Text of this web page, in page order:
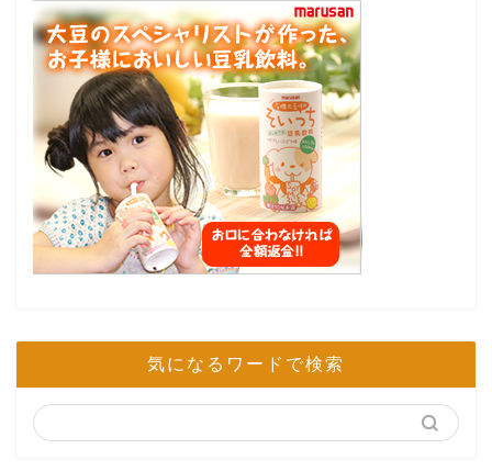
気になるワードで検索